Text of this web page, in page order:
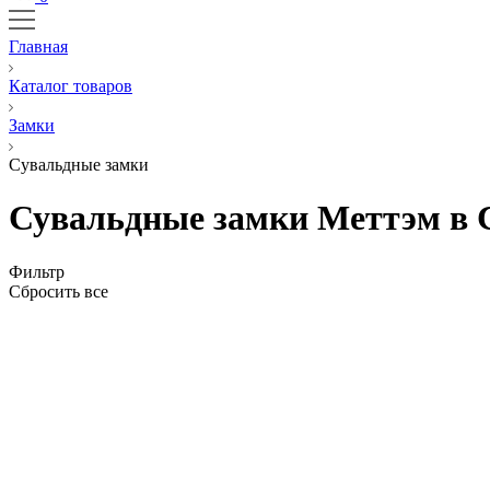
Главная
Каталог товаров
Замки
Сувальдные замки
Сувальдные замки Меттэм в
Фильтр
Сбросить все